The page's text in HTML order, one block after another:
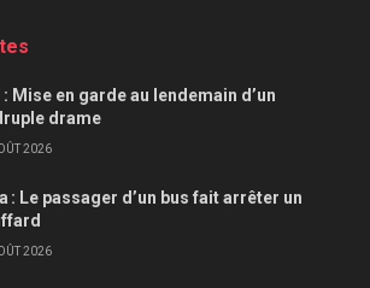
Mise en garde au lendemain d’un
drame
2026
: Le passager d’un bus fait arrêter un
2026